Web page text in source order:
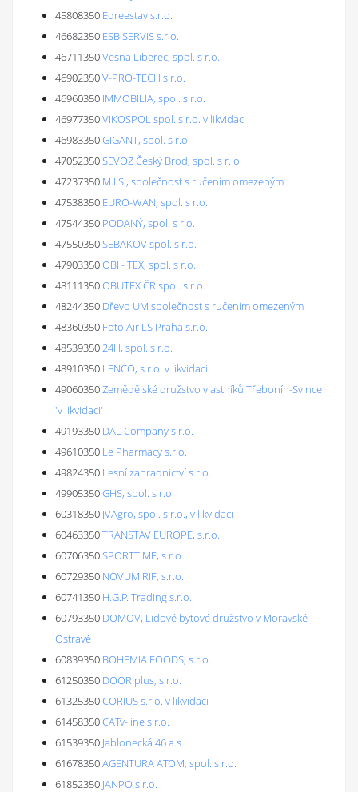
45808350 Edreestav s.r.o.
46682350 ESB SERVIS s.r.o.
46711350Vesna Liberec, spol. s r.o.
46902350V-PRO-TECH s.r.o.
46960350 IMMOBILIA, spol. s r.o.
46977350VIKOSPOL spol. s r.o. v likvidaci
46983350GIGANT, spol. s r.o.
47052350SEVOZ Český Brod, spol. s r. o.
47237350 M.I.S., společnost s ručením omezeným
47538350 EURO-WAN, spol. s r.o.
47544350 PODANÝ, spol. s r.o.
47550350SEBAKOV spol. s r.o.
47903350OBI - TEX, spol. s r.o.
48111350OBUTEX ČR spol. s r.o.
48244350 Dřevo UM společnost s ručením omezeným
48360350 Foto Air LS Praha s.r.o.
4853935024H, spol. s r.o.
48910350 LENCO, s.r.o. v likvidaci
49060350Zemědělské družstvo vlastníků Třebonín-Svince
'v likvidaci'
49193350 DAL Company s.r.o.
49610350 Le Pharmacy s.r.o.
49824350 Lesní zahradnictví s.r.o.
49905350GHS, spol. s r.o.
60318350 JVAgro, spol. s r.o., v likvidaci
60463350TRANSTAV EUROPE, s.r.o.
60706350SPORTTIME, s.r.o.
60729350 NOVUM RIF, s.r.o.
60741350 H.G.P. Trading s.r.o.
60793350 DOMOV, Lidové bytové družstvo v Moravské
Ostravě
60839350 BOHEMIA FOODS, s.r.o.
61250350 DOOR plus, s.r.o.
61325350CORIUS s.r.o. v likvidaci
61458350CATv-line s.r.o.
61539350 Jablonecká 46 a.s.
61678350AGENTURA ATOM, spol. s r.o.
61852350 JANPO s.r.o.